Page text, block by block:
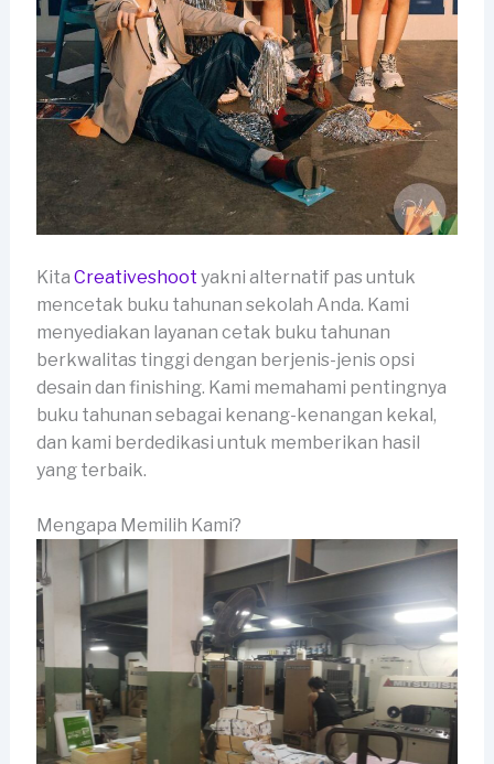
Kita Creativeshoot yakni alternatif pas untuk
mencetak buku tahunan sekolah Anda. Kami
menyediakan layanan cetak buku tahunan
berkwalitas tinggi dengan berjenis-jenis opsi
desain dan finishing. Kami memahami pentingnya
buku tahunan sebagai kenang-kenangan kekal,
dan kami berdedikasi untuk memberikan hasil
yang terbaik.
Mengapa Memilih Kami?